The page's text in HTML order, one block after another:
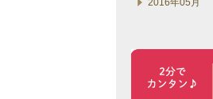
2016年05月